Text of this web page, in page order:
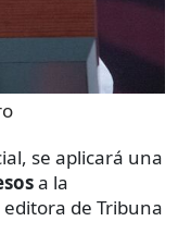
se aplicará una
a la
de Tribuna